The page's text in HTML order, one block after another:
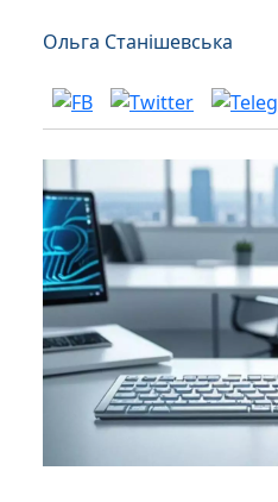
Ольга Станішевська